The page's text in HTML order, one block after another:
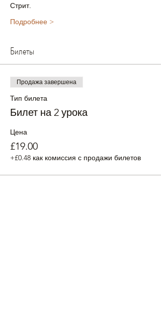
Стрит.
Подробнее >
Билеты
Продажа завершена
Тип билета
Билет на 2 урока
Цена
£19.00
+£0.48 как комиссия с продажи билетов